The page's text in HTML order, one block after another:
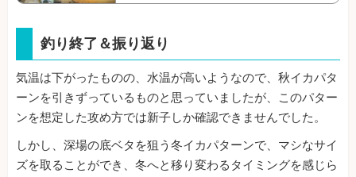
釣り終了＆振り返り
気温は下がったものの、水温が高いようなので、秋イカパタ
ーンを引きずっているものと思っていましたが、このパター
ンを想定した攻め方では新子しか確認できませんでした。
しかし、深場の底ベタを狙う冬イカパターンで、マシなサイ
ズを取ることができ、冬へと移り変わるタイミングを感じら